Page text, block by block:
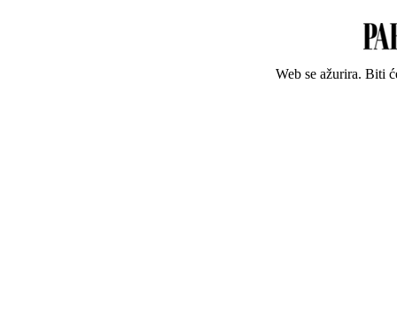
Web se ažurira. Biti